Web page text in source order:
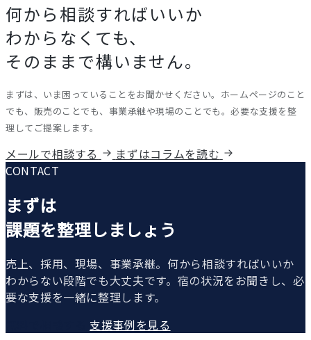
何から相談すればいいか
わからなくても、
そのままで構いません。
まずは、いま困っていることをお聞かせください。ホームページのこと
でも、販売のことでも、事業承継や現場のことでも。必要な支援を整
理してご提案します。
メールで相談する
まずはコラムを読む
CONTACT
まずは
課題を整理しましょう
売上、採用、現場、事業承継。何から相談すればいいか
わからない段階でも大丈夫です。宿の状況をお聞きし、必
要な支援を一緒に整理します。
支援事例を見る